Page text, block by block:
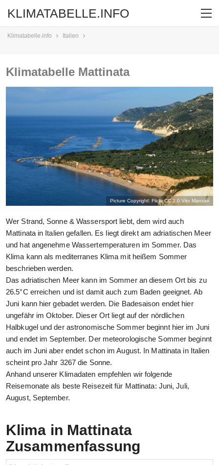
KLIMATABELLE.INFO
Klimatabelle.info Italien
Klimatabelle Mattinata
Picture Copyright: Flickr CC 2.0 Vito Manzari
Wer Strand, Sonne & Wassersport liebt, dem wird auch
Mattinata in Italien gefallen. Es liegt direkt am adriatischen Meer
und hat angenehme Wassertemperaturen im Sommer. Das
Klima kann als mediterranes Klima mit heißem Sommer
beschrieben werden.
Das adriatischen Meer kann im Sommer an diesem Ort bis zu
26.5°C erreichen und ist damit auch zum Baden geeignet. Ab
Juni kann hier gebadet werden. Die Badesaison endet hier
ungefähr im Oktober. Dieser Ort liegt auf der nördlichen
Halbkugel und der astronomische Sommer beginnt hier im Juni
und endet im September. Der meteorologische Sommer beginnt
auch im Juni aber endet schon im August. In Mattinata in Italien
scheint pro Jahr 3267 die Sonne.
Anhand unserer Klimadaten empfehlen wir folgende
Reisemonate als beste Reisezeit für Mattinata: Juni, Juli,
August, September.
Klima in Mattinata
Zusammenfassung